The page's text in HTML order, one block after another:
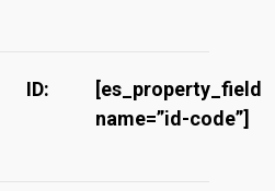
ID:
[es_property_field
name=”id-code”]​